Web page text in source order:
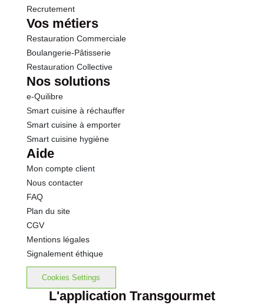
Recrutement
Vos métiers
Restauration Commerciale
Boulangerie-Pâtisserie
Restauration Collective
Nos solutions
e-Quilibre
Smart cuisine à réchauffer
Smart cuisine à emporter
Smart cuisine hygiène
Aide
Mon compte client
Nous contacter
FAQ
Plan du site
CGV
Mentions légales
Signalement éthique
Cookies Settings
L'application Transgourmet